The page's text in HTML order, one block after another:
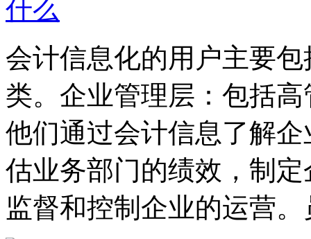
会计信息化的用户主要
类。企业管理层：包括
他们通过会计信息了解
估业务部门的绩效，制
监督和控制企业的运营